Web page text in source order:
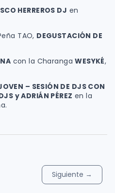
HERREROS DJ en
TAO, DEGUSTACIÓN DE
con la CharangaWESYKÉ,
– SESIÓN DE DJS CON
y ADRIÁN PÉREZ en la
Siguiente →